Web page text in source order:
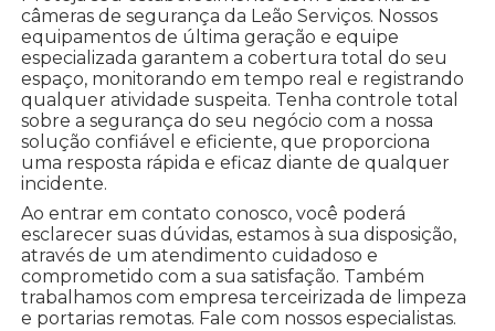
câmeras de segurança da Leão Serviços. Nossos
equipamentos de última geração e equipe
especializada garantem a cobertura total do seu
espaço, monitorando em tempo real e registrando
qualquer atividade suspeita. Tenha controle total
sobre a segurança do seu negócio com a nossa
solução confiável e eficiente, que proporciona
uma resposta rápida e eficaz diante de qualquer
incidente.
Ao entrar em contato conosco, você poderá
esclarecer suas dúvidas, estamos à sua disposição,
através de um atendimento cuidadoso e
comprometido com a sua satisfação. Também
trabalhamos com empresa terceirizada de limpeza
e portarias remotas. Fale com nossos especialistas.